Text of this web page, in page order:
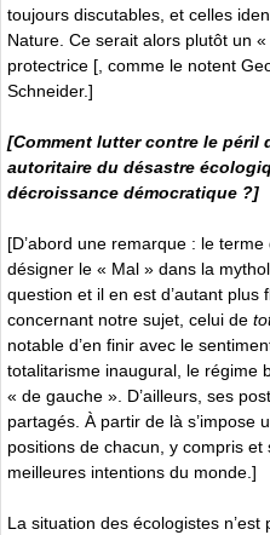
toujours discutables, et celles
Nature. Ce serait alors plutôt un
protectrice [, comme le notent
Schneider.]
[Comment lutter contre le péril
autoritaire du désastre
décroissance démocratique ?]
[D’abord une remarque : le
désigner le « Mal » dans la
question et il en est d’autant plus
concernant notre sujet, celui de
notable d’en finir avec le
totalitarisme inaugural, le régime
« de gauche ». D’ailleurs, ses
partagés. À partir de là s’impose
positions de chacun, y compris
meilleures intentions du monde.]
La situation des écologistes n’est